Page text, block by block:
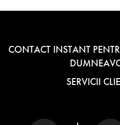
CONTACT INSTANT
SERVICII